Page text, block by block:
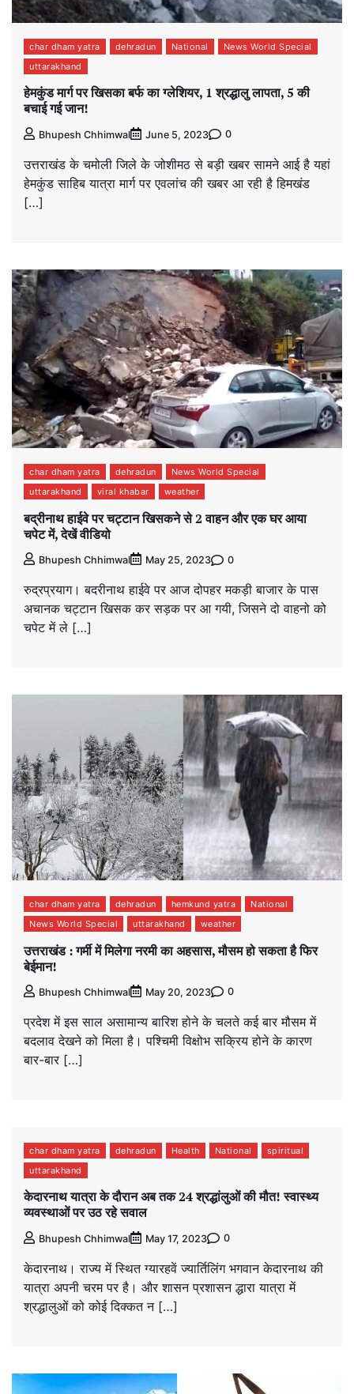
char dham yatra dehradun National
News World Special
uttarakhand
हेमकुंड मार्ग पर खिसका बर्फ का ग्लेशियर, 1 श्रद्धालु लापता, 5 की
बचाई गई जान!
Bhupesh Chhimwal June 5, 2023 0
उत्तराखंड के चमोली जिले के जोशीमठ से बड़ी खबर सामने आई है यहां
हेमकुंड साहिब यात्रा मार्ग पर एवलांच की खबर आ रही है हिमखंड
[…]
char dham yatra dehradun
News World Special
uttarakhand
viral khabar weather
बद्रीनाथ हाईवे पर चट्टान खिसकने से 2 वाहन और एक घर आया
चपेट में, देखें वीडियो
Bhupesh Chhimwal May 25, 2023 0
रुद्रप्रयाग। बदरीनाथ हाईवे पर आज दोपहर मकड़ी बाजार के पास
अचानक चट्टान खिसक कर सड़क पर आ गयी, जिसने दो वाहनो को
चपेट में ले […]
char dham yatra dehradun hemkund yatra
National
News World Special
uttarakhand weather
उत्तराखंड : गर्मी में मिलेगा नरमी का अहसास, मौसम हो सकता है फिर
बेईमान!
Bhupesh Chhimwal May 20, 2023 0
प्रदेश में इस साल असामान्य बारिश होने के चलते कई बार मौसम में
बदलाव देखने को मिला है। पश्चिमी विक्षोभ सक्रिय होने के कारण
बार-बार […]
char dham yatra dehradun Health National
spiritual
uttarakhand
केदारनाथ यात्रा के दौरान अब तक 24 श्रद्धांलुओं की मौत! स्वास्थ्य
व्यवस्थाओं पर उठ रहे सवाल
Bhupesh Chhimwal May 17, 2023 0
केदारनाथ। राज्य में स्थित ग्यारहवें ज्यार्तिलिंग भगवान केदारनाथ की
यात्रा अपनी चरम पर है। और शासन प्रशासन द्धारा यात्रा में
श्रद्धालुओं को कोई दिक्कत न […]